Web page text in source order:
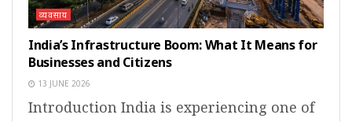
व्यवसाय
India’s Infrastructure Boom: What It Means for
Businesses and Citizens
13 JUNE 2026
Introduction India is experiencing one of